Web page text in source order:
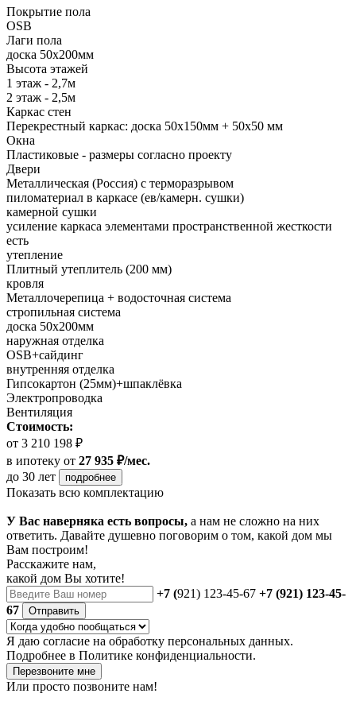
Покрытие пола
OSB
Лаги пола
доска 50х200мм
Высота этажей
1 этаж - 2,7м
2 этаж - 2,5м
Каркас стен
Перекрестный каркас: доска 50х150мм + 50х50 мм
Окна
Пластиковые - размеры согласно проекту
Двери
Металлическая (Россия) с терморазрывом
пиломатериал в каркасе (ев/камерн. сушки)
камерной сушки
усиление каркаса элементами пространственной жесткости
есть
утепление
Плитный утеплитель (200 мм)
кровля
Металлочерепица + водосточная система
стропильная система
доска 50х200мм
наружная отделка
OSB+сайдинг
внутренняя отделка
Гипсокартон (25мм)+шпаклёвка
Электропроводка
Вентиляция
Стоимость:
от 3 210 198 ₽
в ипотеку от 27 935 ₽/мес.
до 30 лет
подробнее
Показать всю комплектацию
У Вас наверняка есть вопросы, а нам не сложно на них
ответить. Давайте душевно поговорим о том, какой дом мы
Вам построим!
Расскажите нам,
какой дом Вы хотите!
+7 (921) 123-45-67 +7 (921) 123-45-
67
Отправить
Я даю согласие на обработку персональных данных.
Подробнее в Политике конфиденциальности.
Перезвоните мне
Или просто позвоните нам!